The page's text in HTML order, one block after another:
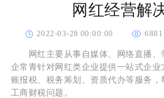
网红经营解
2022-03-28 00:00:00 6881
网红主要从事自媒体、网络直播、
企常青针对网红类企业提供一站式企
账报税、税务筹划、资质代办等服务
工商财税问题。